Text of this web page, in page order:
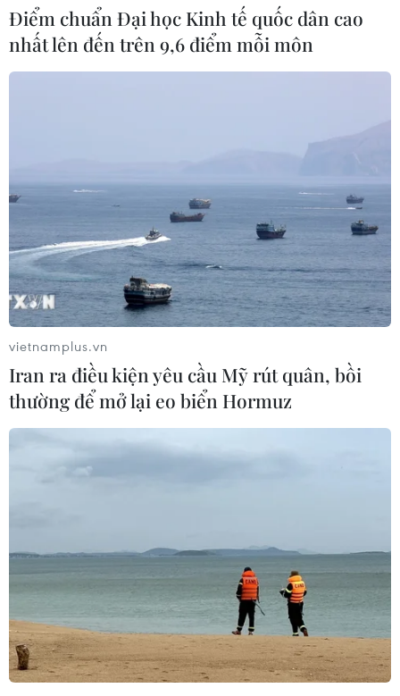
đã bị tiêu diệt trong các vụ tấn công sử dụng 15 tên lửa
mà Tehran tiến hành nhằm vào các mục tiêu Mỹ ở Iraq.
Căng thẳng Mỹ-Iran: Ấn Độ khuyến cáo
công dân không nên đến Iraq
Thông báo của Bộ Ngoại giao Ấn Độ nêu rõ: "Xét tình
hình hiện nay ở Iraq, các công dân Ấn Độ được khuyến
cáo tránh hoàn toàn việc đến Iraq nếu không cần thiết,
Điểm chuẩn Đại học Kinh tế quốc dân cao
nhất lên đến trên 9,6 điểm mỗi môn
vietnamplus.vn
Iran ra điều kiện yêu cầu Mỹ rút quân, bồi
thường để mở lại eo biển Hormuz